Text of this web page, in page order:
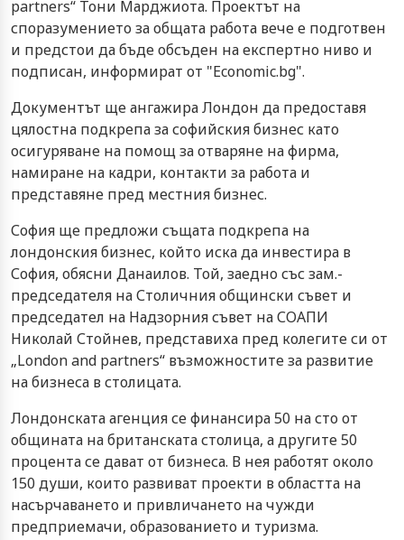
partners“ Тони Марджиота. Проектът на
споразумението за общата работа вече е подготвен
и предстои да бъде обсъден на експертно ниво и
подписан, информират от "Economic.bg".
Документът ще ангажира Лондон да предоставя
цялостна подкрепа за софийския бизнес като
осигуряване на помощ за отваряне на фирма,
намиране на кадри, контакти за работа и
представяне пред местния бизнес.
София ще предложи същата подкрепа на
лондонския бизнес, който иска да инвестира в
София, обясни Данаилов. Той, заедно със зам.-
председателя на Столичния общински съвет и
председател на Надзорния съвет на СОАПИ
Николай Стойнев, представиха пред колегите си от
„London and partners“ възможностите за развитие
на бизнеса в столицата.
Лондонската агенция се финансира 50 на сто от
общината на британската столица, а другите 50
процента се дават от бизнеса. В нея работят около
150 души, които развиват проекти в областта на
насърчаването и привличането на чужди
предприемачи, образованието и туризма.